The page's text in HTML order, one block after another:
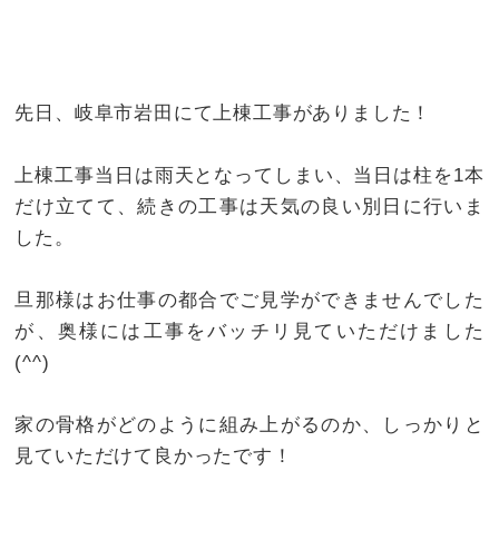
先日、岐阜市岩田にて上棟工事がありました！
上棟工事当日は雨天となってしまい、当日は柱を1本
だけ立てて、続きの工事は天気の良い別日に行いま
した。
旦那様はお仕事の都合でご見学ができませんでした
が、奥様には工事をバッチリ見ていただけました
(^^)
家の骨格がどのように組み上がるのか、しっかりと
見ていただけて良かったです！